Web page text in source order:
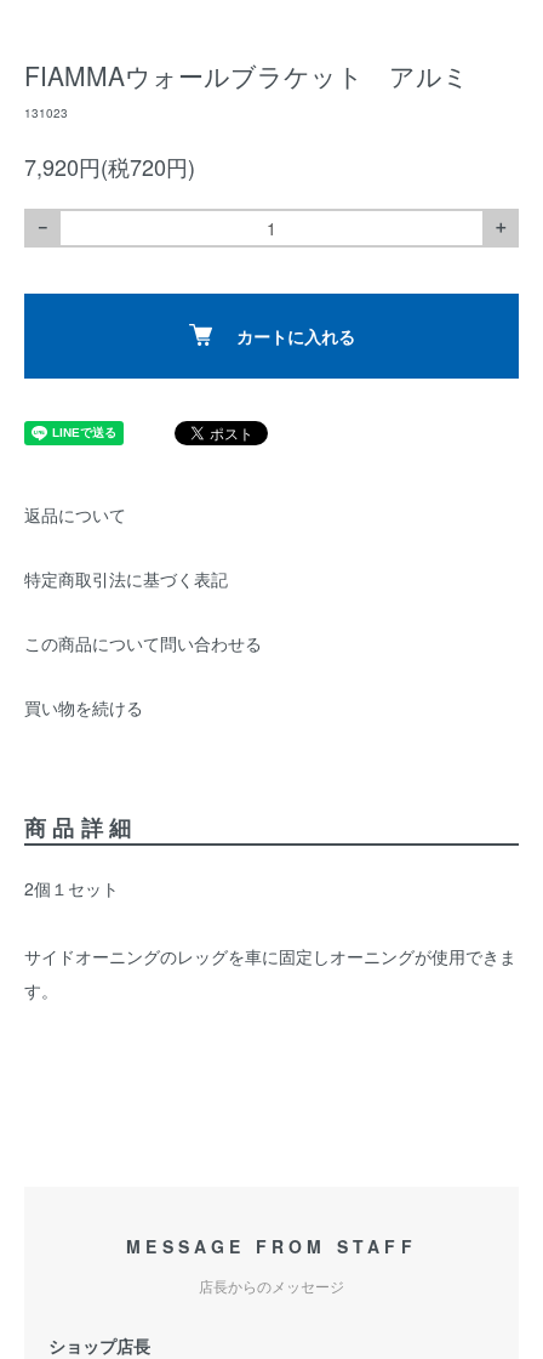
FIAMMAウォールブラケット アルミ
131023
7,920円(税720円)
－ ＋
カートに入れる
返品について
特定商取引法に基づく表記
この商品について問い合わせる
買い物を続ける
商品詳細
2個１セット
サイドオーニングのレッグを車に固定しオーニングが使用できま
す。
MESSAGE FROM STAFF
店長からのメッセージ
ショップ店長